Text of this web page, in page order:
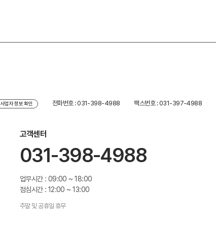
사업자 정보 확인 전화번호 : 031-398-4988 팩스번호 : 031-397-4988
고객센터
031-398-4988
업무시간 : 09:00 ~ 18:00
점심시간 : 12:00 ~ 13:00
주말 및 공휴일 휴무